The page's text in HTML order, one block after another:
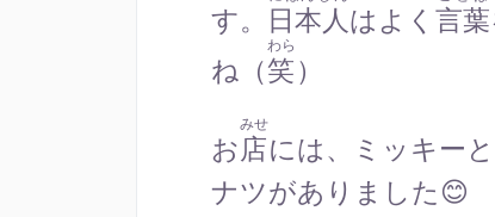
す。
日本人はよく 言葉
ね（笑
わら
）
お店
みせ
には、ミッキー
ナツがありました😊